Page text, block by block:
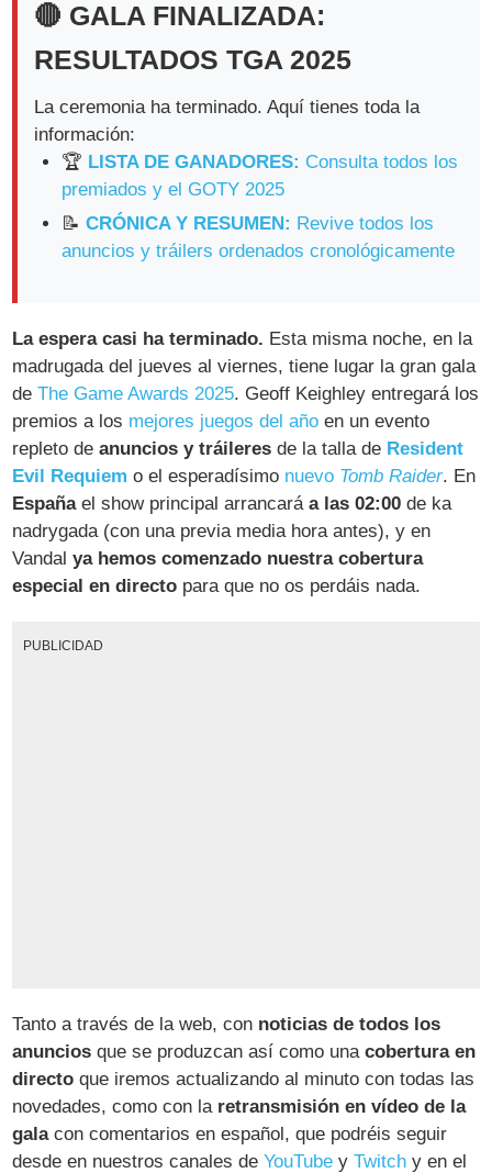
🔴 GALA FINALIZADA:
RESULTADOS TGA 2025
La ceremonia ha terminado. Aquí tienes toda la
información:
🏆 LISTA DE GANADORES: Consulta todos los
premiados y el GOTY 2025
📝CRÓNICA Y RESUMEN: Revive todos los
anuncios y tráilers ordenados cronológicamente
La espera casi ha terminado. Esta misma noche, en la
madrugada del jueves al viernes, tiene lugar la gran gala
deThe Game Awards 2025. Geoff Keighley entregará los
premios a los mejores juegos del año en un evento
repleto deanuncios y tráileres de la talla de Resident
Evil Requiem o el esperadísimo nuevo Tomb Raider. En
Españael show principal arrancaráa las 02:00 de ka
nadrygada (con una previa media hora antes), y en
Vandalya hemos comenzado nuestra cobertura
especial en directo para que no os perdáis nada.
PUBLICIDAD
Tanto a través de la web, con noticias de todos los
anuncios que se produzcan así como unacobertura en
directo que iremos actualizando al minuto con todas las
novedades, como con la retransmisión en vídeo de la
galacon comentarios en español, que podréis seguir
desde en nuestros canales deYouTube yTwitch y en el